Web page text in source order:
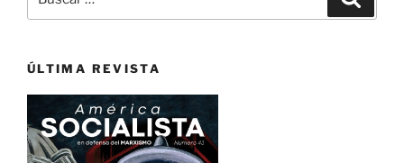
una
de
global»
por:
ÚLTIMA REVISTA